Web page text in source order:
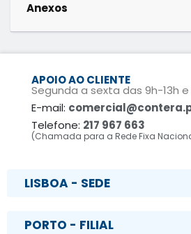
Anexos
APOIO AO CLIENTE
Segunda a sexta das 9h-13h e
E-mail:
Telefone: 217 967 663
(Chamada para a Rede Fixa
LISBOA - SEDE
PORTO - FILIAL